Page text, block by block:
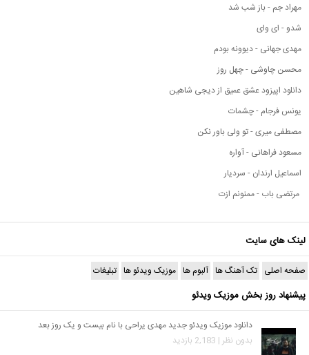
مهراد جم - باز شب شد
شدو - ای وای
مهدی جهانی - دیوونه بودم
محسن چاوشی - چهل روز
دانلود اپیزود عشق عمیق از دیجی شاهین
یونس فرجام - چشمات
مصطفی میری - تو ولی باور نکن
مسعود فراهانی - آواره
اسماعیل ارندان - سردیار
مرتضی باب - ممنونم ازت
لینک های سایت
صفحه اصلی تک آهنگ ها آلبوم ها موزیک ویدئو ها تبلیغات
پیشنهاد روز بخش موزیک ویدئو
دانلود موزیک ویدئو جدید مهدی یراحی با نام بیست و یک روز بعد
بدون نظر | 2,183 بازدید